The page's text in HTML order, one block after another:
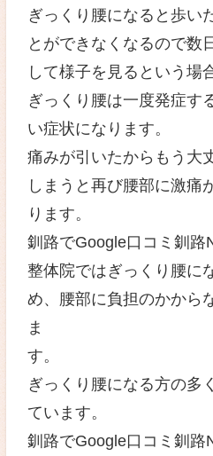
ぎっくり腰は
り、急に腰部
ぎっくり腰に
とができなく
して様子を見
ぎっくり腰は
い症状になり
痛みが引いた